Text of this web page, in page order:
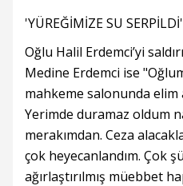
'YÜREĞİMİZE SU SERPİLDİ'
Oğlu Halil Erdemci’yi
Medine Erdemci ise
mahkeme salonunda elim
Yerimde duramaz oldum
merakımdan. Ceza
çok heyecanlandım. Çok
ağırlaştırılmış müebbet